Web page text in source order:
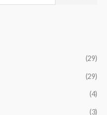
(29)
(29)
(4)
(3)